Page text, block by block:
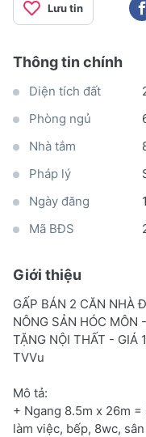
Lưu tin
Thông tin chính
Diện tích đất
Phòng ngủ
Nhà tắm
Pháp lý
Ngày đăng
Mã BĐS
Giới thiệu
GẤP BÁN 2 CĂN NHÀ
NÔNG SẢN HÓC
TẶNG NỘI THẤT - GIÁ
TVVu
Mô tả:
+ Ngang 8.5m x 26m
làm việc, bếp, 8wc,